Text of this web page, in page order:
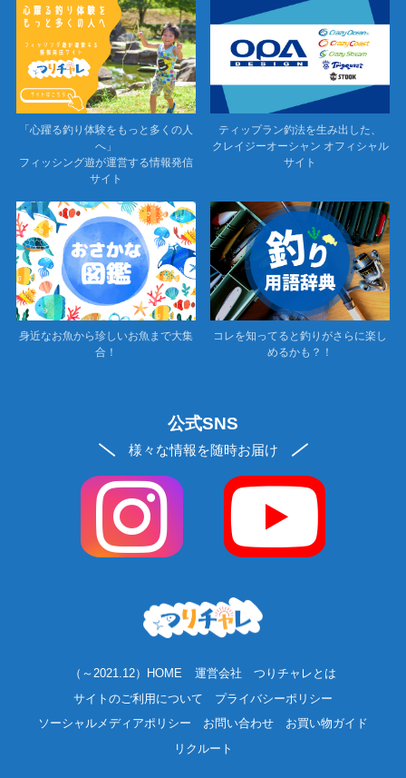
「心躍る釣り体験をもっと多くの人
へ」
フィッシング遊が運営する情報発信
サイト
ティップラン釣法を生み出した、
クレイジーオーシャン オフィシャル
サイト
身近なお魚から珍しいお魚まで大集
合！
コレを知ってると釣りがさらに楽し
めるかも？！
公式SNS
様々な情報を随時お届け
（～2021.12）HOME 運営会社
つりチャレとは
サイトのご利用について
プライバシーポリシー
ソーシャルメディアポリシー
お問い合わせ
お買い物ガイド
リクルート